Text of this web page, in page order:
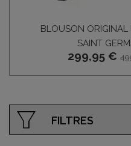
BLOUSON ORIGINAL
SAINT
299,95 €
FILTRES